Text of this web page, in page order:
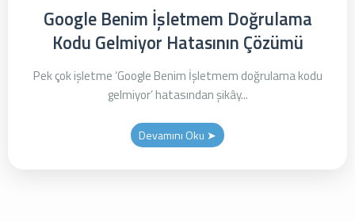
Google Benim İşletmem Doğrulama
Kodu Gelmiyor Hatasının Çözümü
Pek çok işletme ‘Google Benim İşletmem doğrulama kodu
gelmiyor’ hatasından şikây...
Devamını Oku ➤